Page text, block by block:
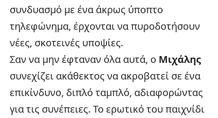
συνδυασμό με ένα άκρως ύποπτο
τηλεφώνημα, έρχονται να πυροδοτήσουν
νέες, σκοτεινές υποψίες.
Σαν να μην έφταναν όλα αυτά, ο Μιχάλης
συνεχίζει ακάθεκτος να ακροβατεί σε ένα
επικίνδυνο, διπλό ταμπλό, αδιαφορώντας
για τις συνέπειες. Το ερωτικό του παιχνίδι